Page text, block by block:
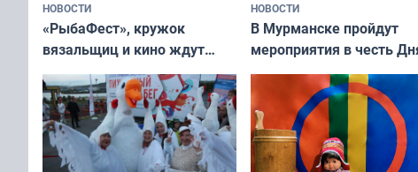
НОВОСТИ
«РыбаФест», кружок
вязальщиц и кино ждут
мурманчан в эти выходные
НОВОСТИ
В Мурманске пройдут
мероприятия в честь
физкультурника